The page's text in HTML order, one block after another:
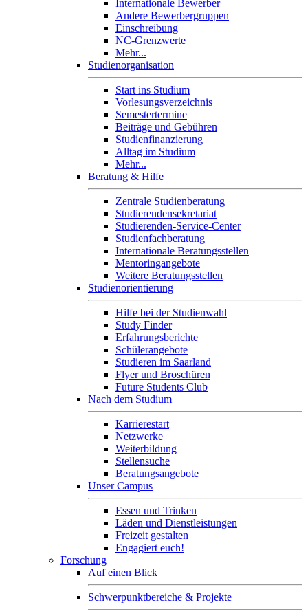
Internationale Bewerber
Andere Bewerbergruppen
Einschreibung
NC-Grenzwerte
Mehr...
Studienorganisation
Start ins Studium
Vorlesungsverzeichnis
Semestertermine
Beiträge und Gebühren
Studienfinanzierung
Alltag im Studium
Mehr...
Beratung & Hilfe
Zentrale Studienberatung
Studierendensekretariat
Studierenden-Service-Center
Studienfachberatung
Internationale Beratungsstellen
Mentoringangebote
Weitere Beratungsstellen
Studienorientierung
Hilfe bei der Studienwahl
Study Finder
Erfahrungsberichte
Schülerangebote
Studieren im Saarland
Flyer und Broschüren
Future Students Club
Nach dem Studium
Karrierestart
Netzwerke
Weiterbildung
Stellensuche
Beratungsangebote
Unser Campus
Essen und Trinken
Läden und Dienstleistungen
Freizeit gestalten
Engagiert euch!
Forschung
Auf einen Blick
Schwerpunktbereiche & Projekte